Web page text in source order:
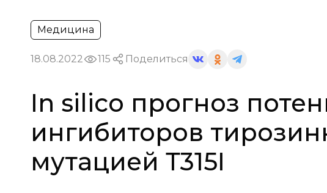
Медицина
18.08.2022 115 Поделиться
In silico прогноз
ингибиторов
мутацией Т315I